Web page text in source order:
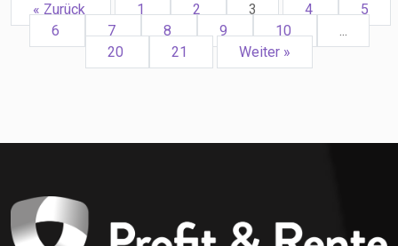
« Zurück 1 2 3 4
5
6
7 8 9 10
...
20
21 Weiter »